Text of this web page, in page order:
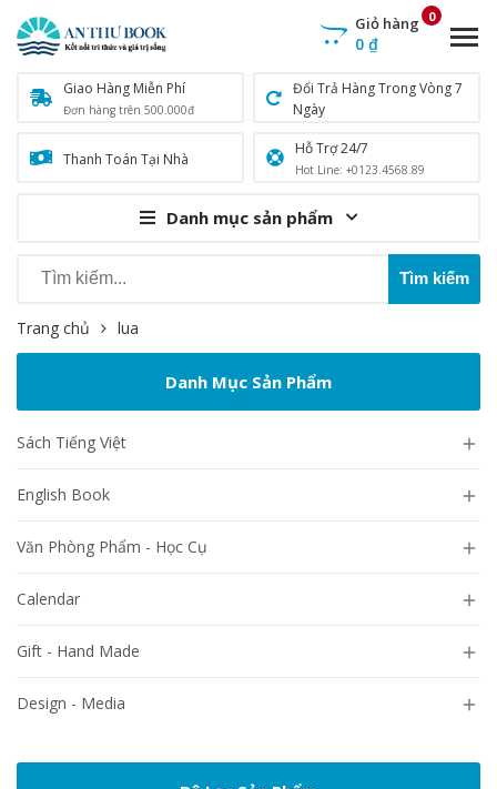
Giao Hàng Miễn Phí
Đơn hàng trên 500.000đ
Đổi Trả Hàng Trong Vòng 7
Ngày
Thanh Toán Tại Nhà
Hỗ Trợ 24/7
Hot Line: +0123.4568.89
Danh mục sản phẩm
Giỏ hàng
0 ₫
0
Trang chủ lua
Danh Mục Sản Phẩm
Sách Tiếng Việt 
English Book 
Văn Phòng Phẩm - Học Cụ 
Calendar 
Gift - Hand Made 
Design - Media 